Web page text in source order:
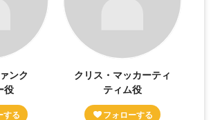
ンク
役
クリス・マッカーティ
ティム役